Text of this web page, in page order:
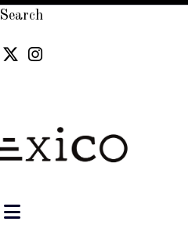
Search
Navigation